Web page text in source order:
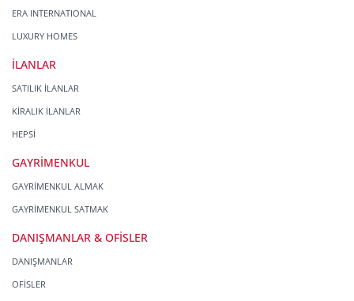
ERA INTERNATIONAL
LUXURY HOMES
İLANLAR
SATILIK İLANLAR
KİRALIK İLANLAR
HEPSİ
GAYRİMENKUL
GAYRİMENKUL ALMAK
GAYRİMENKUL SATMAK
DANIŞMANLAR & OFİSLER
DANIŞMANLAR
OFİSLER